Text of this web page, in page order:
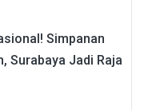
Simpanan
Surabaya Jadi Raja